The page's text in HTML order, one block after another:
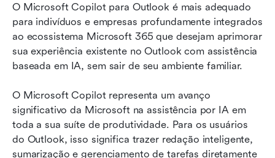
O Microsoft Copilot para Outlook é mais adequado
para indivíduos e empresas profundamente integrados
ao ecossistema Microsoft 365 que desejam aprimorar
sua experiência existente no Outlook com assistência
baseada em IA, sem sair de seu ambiente familiar.
O Microsoft Copilot representa um avanço
significativo da Microsoft na assistência por IA em
toda a sua suíte de produtividade. Para os usuários
do Outlook, isso significa trazer redação inteligente,
sumarização e gerenciamento de tarefas diretamente